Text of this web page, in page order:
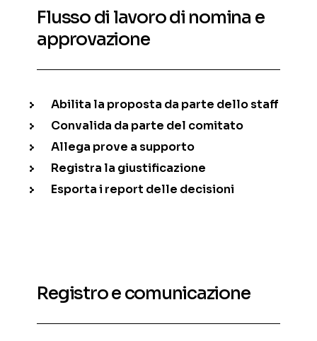
Flusso di lavoro di nomina e
approvazione
Abilita la proposta da parte dello staff
Convalida da parte del comitato
Allega prove a supporto
Registra la giustificazione
Esporta i report delle decisioni
Registro e comunicazione